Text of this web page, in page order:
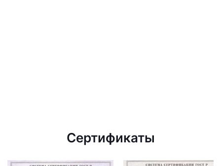
Сертификаты